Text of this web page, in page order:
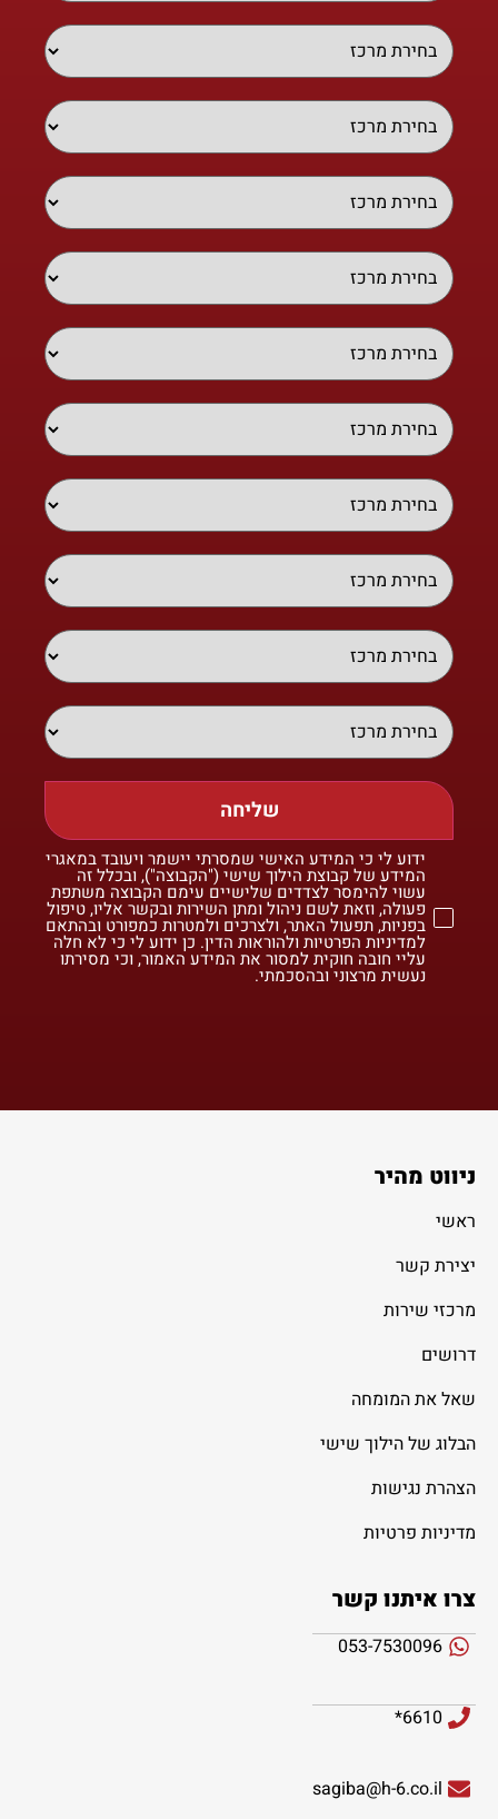
שליחה
ידוע לי כי המידע האישי שמסרתי יישמר ויעובד במאגרי
המידע של קבוצת הילוך שישי ("הקבוצה"), ובכלל זה
עשוי להימסר לצדדים שלישיים עימם הקבוצה משתפת
פעולה, וזאת לשם ניהול ומתן השירות ובקשר אליו, טיפול
בפניות, תפעול האתר, ולצרכים ולמטרות כמפורט ובהתאם
למדיניות הפרטיות ולהוראות הדין. כן ידוע לי כי לא חלה
עליי חובה חוקית למסור את המידע האמור, וכי מסירתו
נעשית מרצוני ובהסכמתי.
ניווט מהיר
ראשי
יצירת קשר
מרכזי שירות
דרושים
שאל את המומחה
הבלוג של הילוך שישי
הצהרת נגישות
מדיניות פרטיות
צרו איתנו קשר
053-7530096
6610*
sagiba@h-6.co.il